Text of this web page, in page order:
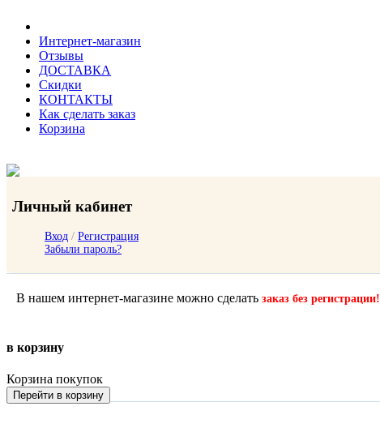
Интернет-магазин
Отзывы
ДОСТАВКА
Скидки
КОНТАКТЫ
Как сделать заказ
Корзина
Личный кабинет
Вход / Регистрация
Забыли пароль?
В нашем интернет-магазине можно сделать заказ без регистрации!
в корзину
Корзина покупок
Перейти в корзину